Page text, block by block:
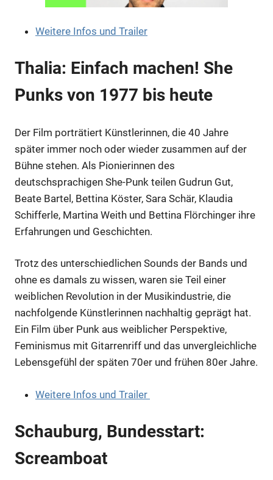
Anzeige
Anzeige
Weitere Infos und Trailer
Thalia: Einfach machen! She
Punks von 1977 bis heute
Der Film porträtiert Künstlerinnen, die 40 Jahre
später immer noch oder wieder zusammen auf der
Bühne stehen. Als Pionierinnen des
deutschsprachigen She-Punk teilen Gudrun Gut,
Beate Bartel, Bettina Köster, Sara Schär, Klaudia
Schifferle, Martina Weith und Bettina Flörchinger ihre
Erfahrungen und Geschichten.
Trotz des unterschiedlichen Sounds der Bands und
ohne es damals zu wissen, waren sie Teil einer
weiblichen Revolution in der Musikindustrie, die
nachfolgende Künstlerinnen nachhaltig geprägt hat.
Ein Film über Punk aus weiblicher Perspektive,
Feminismus mit Gitarrenriff und das unvergleichliche
Lebensgefühl der späten 70er und frühen 80er Jahre.
Weitere Infos und Trailer
Schauburg, Bundesstart:
Screamboat